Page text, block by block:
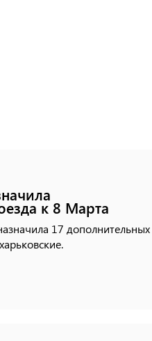
к 8 Марта
17 дополнительных